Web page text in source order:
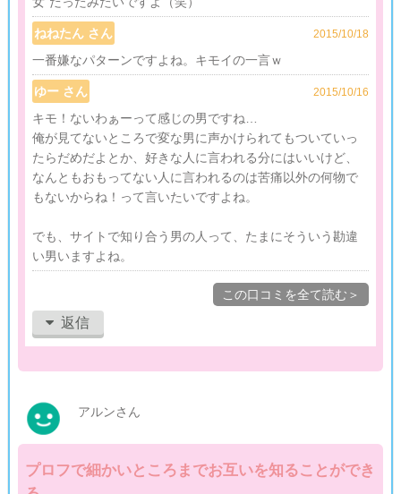
本当にきもかったからカウンセラーに相談しようか迷ってた
ら、何回か連絡がきた後に消えていきました。
でもほんと、キモかったです。
ねねたん さん 2015/10/18
一番嫌なパターンですよね。キモイの一言ｗ
ゆー さん 2015/10/16
キモ！ないわぁーって感じの男ですね…
俺が見てないところで変な男に声かけられてもついていっ
たらだめだよとか、好きな人に言われる分にはいいけど、
なんともおもってない人に言われるのは苦痛以外の何物で
もないからね！って言いたいですよね。
でも、サイトで知り合う男の人って、たまにそういう勘違
い男いますよね。
この口コミを全て読む＞
返信
アルンさん
プロフで細かいところまでお互いを知ることができ